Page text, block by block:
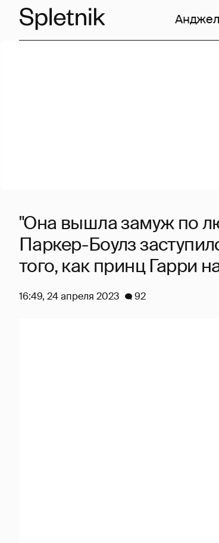
"Она вышла замуж по
Паркер-Боулз
того, как принц Гарри
16:49, 24 апреля 2023 92